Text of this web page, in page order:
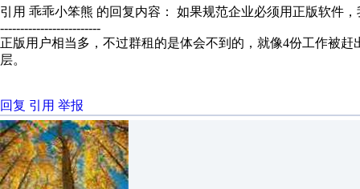
引用 乖乖小笨熊 的回复内容： 如果规范企业必须用正版软件
-------------------------
正版用户相当多，不过群租的是体会不到的，就像4份工作被
层。
回复 引用 举报